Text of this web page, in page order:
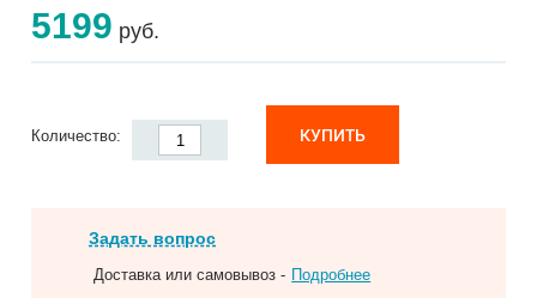
5199 руб.
Количество: КУПИТЬ
Задать вопрос
Доставка или самовывоз - Подробнее